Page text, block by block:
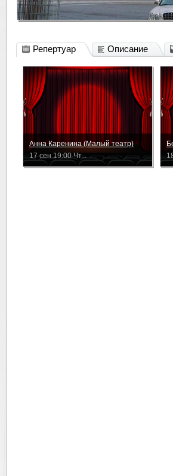
Репертуар Описание
Анна Каренина (Малый театр)
17 сен 19:00 Чт...